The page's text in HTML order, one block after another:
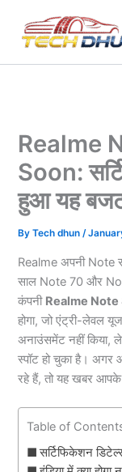
content
Realme
Soon:
हुआ यह
ByTech dhun/
Realme अपनी Note
साल Note 70 और
कंपनी Realme
होगा, जो एंट्री-लेवल
अनाउंसमेंट नहीं किया,
स्पॉट हो चुका है। अगर
रहे हैं, तो यह खबर आपके
Table of
सर्टिफिकेशन